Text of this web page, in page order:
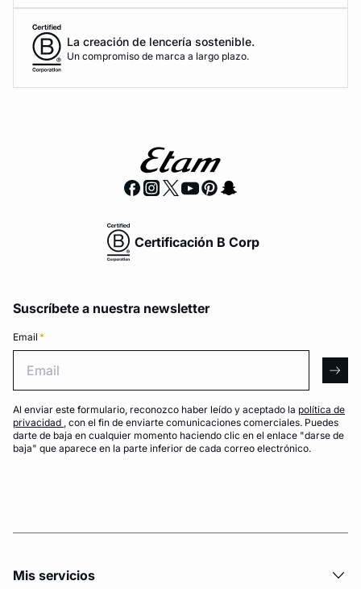
La creación de lencería sostenible.
Un compromiso de marca a largo plazo.
Certificación B Corp
Suscríbete a nuestra newsletter
Email *
Al enviar este formulario, reconozco haber leído y aceptado la política de
privacidad , con el fin de enviarte comunicaciones comerciales. Puedes
darte de baja en cualquier momento haciendo clic en el enlace "darse de
baja" que aparece en la parte inferior de cada correo electrónico.
Mis servicios